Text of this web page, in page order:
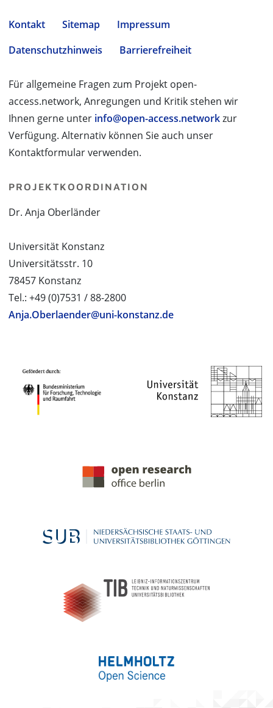
Kontakt Sitemap
Impressum
Datenschutzhinweis
Barrierefreiheit
Für allgemeine Fragen zum Projekt open-
access.network, Anregungen und Kritik stehen wir
Ihnen gerne unter info@open-access.networkzur
Verfügung. Alternativ können Sie auch unser
Kontaktformular verwenden.
PROJEKTKOORDINATION
Dr. Anja Oberländer
Universität Konstanz
Universitätsstr. 10
78457 Konstanz
Tel.: +49 (0)7531 / 88-2800
Anja.Oberlaender@uni-konstanz.de